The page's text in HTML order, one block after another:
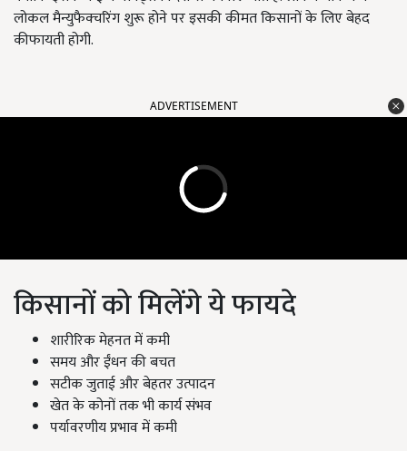
लोकल मैन्युफैक्चरिंग शुरू होने पर इसकी कीमत किसानों के लिए बेहद
कीफायती होगी.
ADVERTISEMENT
किसानों को मिलेंगे ये फायदे
शारीरिक मेहनत में कमी
समय और ईंधन की बचत
सटीक जुताई और बेहतर उत्पादन
खेत के कोनों तक भी कार्य संभव
पर्यावरणीय प्रभाव में कमी